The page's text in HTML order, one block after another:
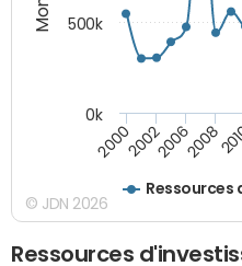
Ressources
2000200220062008
0k
500k
© JDN 2026
Ressources